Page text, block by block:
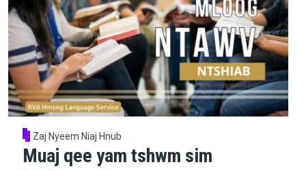
Zaj Nyeem Niaj Hnub
Muaj qee yam tshwm sim